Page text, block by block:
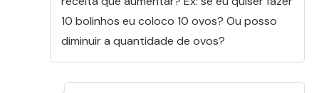
10 bolinhos eu coloco 10 ovos? Ou posso
diminuir a quantidade de ovos?